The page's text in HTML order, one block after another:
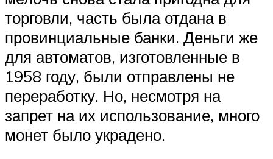
торговли, часть была отдана в
провинциальные банки. Деньги же
для автоматов, изготовленные в
1958 году, были отправлены не
переработку. Но, несмотря на
запрет на их использование, много
монет было украдено.